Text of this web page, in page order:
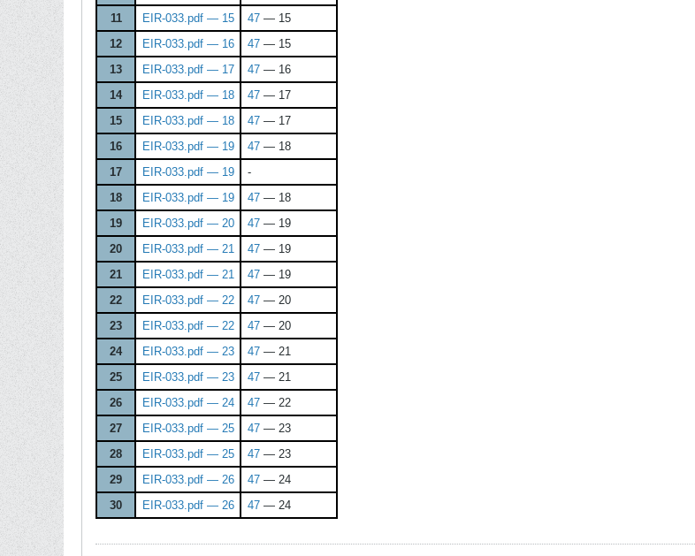
11
EIR-033.pdf — 15 47— 15
12
EIR-033.pdf — 16 47— 15
13
EIR-033.pdf — 17 47— 16
14
EIR-033.pdf — 18 47— 17
15
EIR-033.pdf — 18 47— 17
16
EIR-033.pdf — 19 47— 18
17
EIR-033.pdf — 19
-
18
EIR-033.pdf — 19 47— 18
19
EIR-033.pdf — 20 47— 19
20
EIR-033.pdf — 21 47— 19
21
EIR-033.pdf — 21 47— 19
22
EIR-033.pdf — 22 47— 20
23
EIR-033.pdf — 22 47— 20
24
EIR-033.pdf — 23 47— 21
25
EIR-033.pdf — 23 47— 21
26
EIR-033.pdf — 24 47— 22
27
EIR-033.pdf — 25 47— 23
28
EIR-033.pdf — 25 47— 23
29
EIR-033.pdf — 26 47— 24
30
EIR-033.pdf — 26 47— 24